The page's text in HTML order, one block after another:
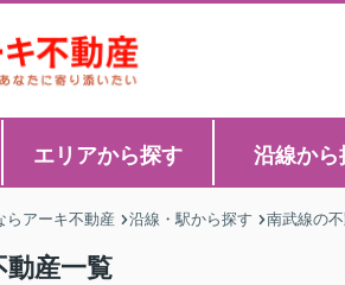
エリアから探す 沿線から
らアーキ不動産 沿線・駅から探す 南武線の
動産一覧